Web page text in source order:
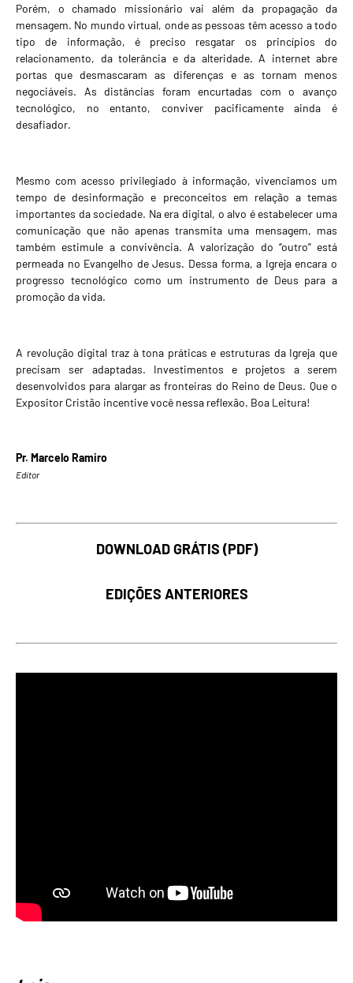
Porém, o chamado missionário vai além da propagação da
mensagem. No mundo virtual, onde as pessoas têm acesso a todo
tipo de informação, é preciso resgatar os princípios do
relacionamento, da tolerância e da alteridade. A internet abre
portas que desmascaram as diferenças e as tornam menos
negociáveis. As distâncias foram encurtadas com o avanço
tecnológico, no entanto, conviver pacificamente ainda é
desafiador.
Mesmo com acesso privilegiado à informação, vivenciamos um
tempo de desinformação e preconceitos em relação a temas
importantes da sociedade. Na era digital, o alvo é estabelecer uma
comunicação que não apenas transmita uma mensagem, mas
também estimule a convivência. A valorização do “outro” está
permeada no Evangelho de Jesus. Dessa forma, a Igreja encara o
progresso tecnológico como um instrumento de Deus para a
promoção da vida.
A revolução digital traz à tona práticas e estruturas da Igreja que
precisam ser adaptadas. Investimentos e projetos a serem
desenvolvidos para alargar as fronteiras do Reino de Deus. Que o
Expositor Cristão incentive você nessa reflexão. Boa Leitura!
Pr. Marcelo Ramiro
Editor
DOWNLOAD GRÁTIS (PDF)
EDIÇÕES ANTERIORES